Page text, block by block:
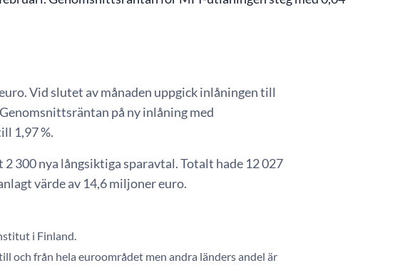
Vid slutet av månaden uppgick inlåningen till
på ny inlåning med
1,97 %.
300 nya långsiktiga sparavtal. Totalt hade 12 027
värde av 14,6 miljoner euro.
i Finland.
och från hela euroområdet men andra länders andel är